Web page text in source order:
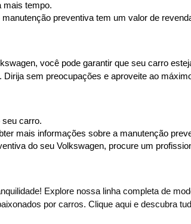
mais tempo.
preventiva tem um valor de
você pode garantir que seu carro
sem preocupações e aproveite ao
carro.
mais informações sobre a manutenção
do seu Volkswagen, procure um
Explore nossa linha completa de
por carros. Clique aqui e descubra